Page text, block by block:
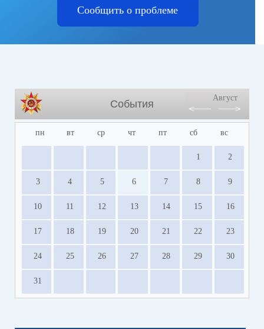
Сообщить о проблеме
События
Август
пн вт ср чт пт сб вс
1 2
3 4 5 6 7 8 9
10 11 12 13 14 15 16
17 18 19 20 21 22 23
24 25 26 27 28 29 30
31